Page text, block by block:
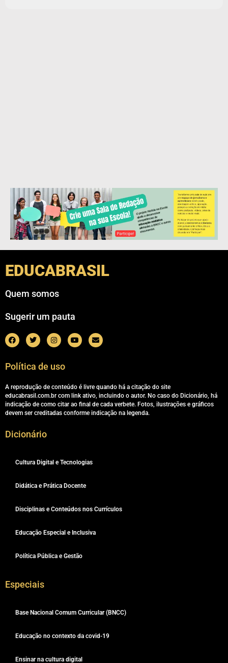
EDUCABRASIL
Quem somos
Sugerir um pauta
Política de uso
A reprodução de conteúdo é livre quando há a citação do site
educabrasil.com.br com link ativo, incluindo o autor. No caso do Dicionário, há
indicação de como citar ao final de cada verbete. Fotos, ilustrações e gráficos
devem ser creditadas conforme indicação na legenda.
Dicionário
Cultura Digital e Tecnologias
Didática e Prática Docente
Disciplinas e Conteúdos nos Currículos
Educação Especial e Inclusiva
Política Pública e Gestão
Especiais
Base Nacional Comum Curricular (BNCC)
Educação no contexto da covid-19
Ensinar na cultura digital